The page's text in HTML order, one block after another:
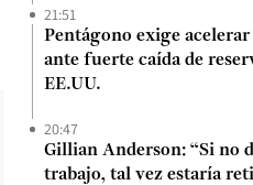
21:51
Pentágono exige
ante fuerte caída de
EE.UU.
20:47
Gillian Anderson: “Si no
trabajo, tal vez estaría